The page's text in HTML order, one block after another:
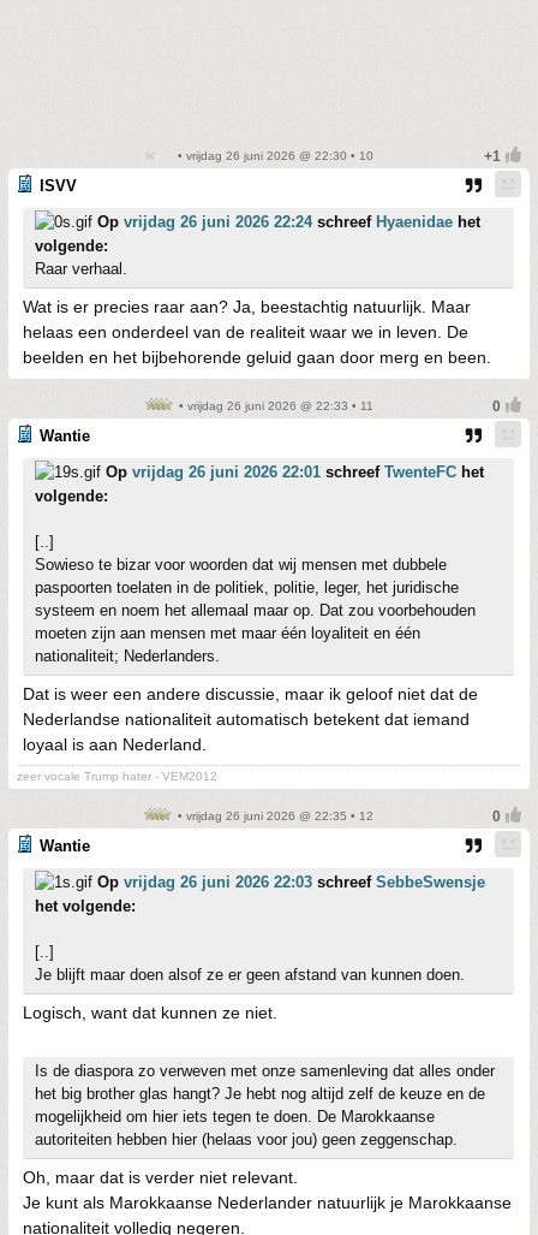
• vrijdag 26 juni 2026 @ 22:30 • 10
ISVV
Op vrijdag 26 juni 2026 22:24schreef Hyaenidae het
volgende:
Raar verhaal.
Wat is er precies raar aan? Ja, beestachtig natuurlijk. Maar
helaas een onderdeel van de realiteit waar we in leven. De
beelden en het bijbehorende geluid gaan door merg en been.
• vrijdag 26 juni 2026 @ 22:33 • 11
Wantie
Op vrijdag 26 juni 2026 22:01 schreef TwenteFC het
volgende:
[..]
Sowieso te bizar voor woorden dat wij mensen met dubbele
paspoorten toelaten in de politiek, politie, leger, het juridische
systeem en noem het allemaal maar op. Dat zou voorbehouden
moeten zijn aan mensen met maar één loyaliteit en één
nationaliteit; Nederlanders.
Dat is weer een andere discussie, maar ik geloof niet dat de
Nederlandse nationaliteit automatisch betekent dat iemand
loyaal is aan Nederland.
zeer vocale Trump hater - VEM2012
• vrijdag 26 juni 2026 @ 22:35 • 12
Wantie
Op vrijdag 26 juni 2026 22:03 schreef SebbeSwensje
het volgende:
[..]
Je blijft maar doen alsof ze er geen afstand van kunnen doen.
Logisch, want dat kunnen ze niet.
Is de diaspora zo verweven met onze samenleving dat alles onder
het big brother glas hangt? Je hebt nog altijd zelf de keuze en de
mogelijkheid om hier iets tegen te doen. De Marokkaanse
autoriteiten hebben hier (helaas voor jou) geen zeggenschap.
Oh, maar dat is verder niet relevant.
Je kunt als Marokkaanse Nederlander natuurlijk je Marokkaanse
nationaliteit volledig negeren.